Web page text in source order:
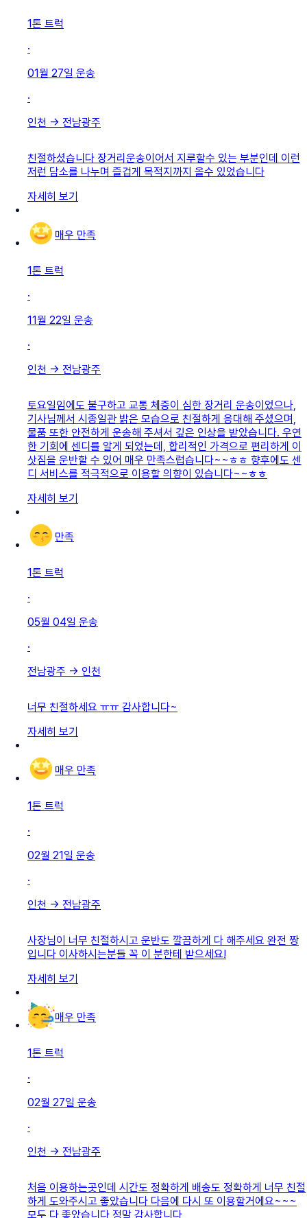
1톤 트럭
·
01월 27일 운송
·
인천 → 전남광주
친절하셨습니다 장거리운송이어서 지루할수 있는 부분인데 이런
저런 담소를 나누며 즐겁게 목적지까지 올수 있었습니다
자세히 보기
매우 만족
1톤 트럭
·
11월 22일 운송
·
인천 → 전남광주
토요일임에도 불구하고 교통 체증이 심한 장거리 운송이었으나,
기사님께서 시종일관 밝은 모습으로 친절하게 응대해 주셨으며,
물품 또한 안전하게 운송해 주셔서 깊은 인상을 받았습니다. 우연
한 기회에 센디를 알게 되었는데, 합리적인 가격으로 편리하게 이
삿짐을 운반할 수 있어 매우 만족스럽습니다~~ㅎㅎ 향후에도 센
디 서비스를 적극적으로 이용할 의향이 있습니다~~ㅎㅎ
자세히 보기
만족
1톤 트럭
·
05월 04일 운송
·
전남광주 → 인천
너무 친절하세요 ㅠㅠ 감사합니다~
자세히 보기
매우 만족
1톤 트럭
·
02월 21일 운송
·
인천 → 전남광주
사장님이 너무 친절하시고 운반도 깔끔하게 다 해주세요 완전 짱
입니다 이사하시는분들 꼭 이 분한테 받으세요!
자세히 보기
매우 만족
1톤 트럭
·
02월 27일 운송
·
인천 → 전남광주
처음 이용하는곳인데 시간도 정확하게 배송도 정확하게 너무 친절
하게 도와주시고 좋았습니다 다음에 다시 또 이용할거에요~~~
모두 다 좋았습니다 정말 감사합니다